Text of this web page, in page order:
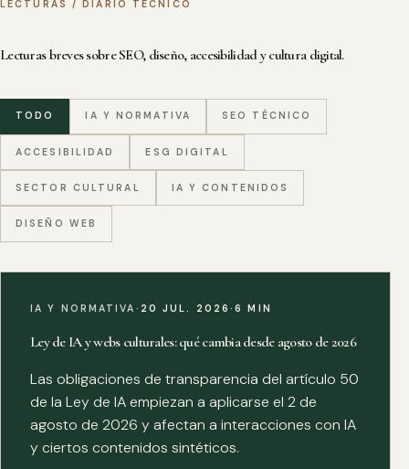
LECTURAS / DIARIO TÉCNICO
Lecturas breves sobre SEO, diseño, accesibilidad y cultura digital.
TODO IA Y NORMATIVA SEO TÉCNICO
ACCESIBILIDAD ESG DIGITAL
SECTOR CULTURAL IA Y CONTENIDOS
DISEÑO WEB
IA Y NORMATIVA · 20 JUL. 2026·6 MIN
Ley de IA y webs culturales: qué cambia desde agosto de 2026
Las obligaciones de transparencia del artículo 50
de la Ley de IA empiezan a aplicarse el 2 de
agosto de 2026 y afectan a interacciones con IA
y ciertos contenidos sintéticos.